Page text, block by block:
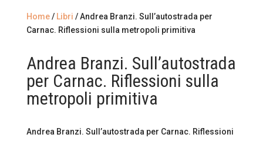
Home/ Libri / Andrea Branzi. Sull’autostrada per
Carnac. Riflessioni sulla metropoli primitiva
Andrea Branzi. Sull’autostrada
per Carnac. Riflessioni sulla
metropoli primitiva
Andrea Branzi. Sull’autostrada per Carnac. Riflessioni